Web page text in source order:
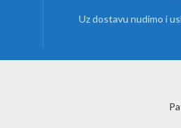
Uz dostavu nudimo i